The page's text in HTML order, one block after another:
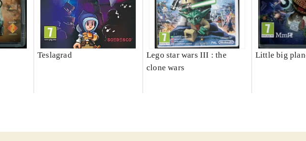
Teslagrad
Lego star wars III : the
clone wars
Little big